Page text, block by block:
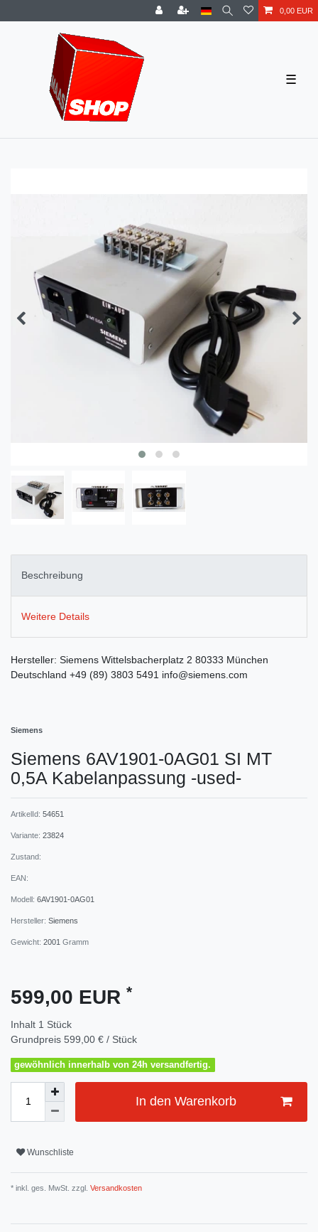
0,00 EUR
☰
Beschreibung
Weitere Details
Hersteller: Siemens Wittelsbacherplatz 2 80333 München
Deutschland +49 (89) 3803 5491 info@siemens.com
Siemens
Siemens 6AV1901-0AG01 SI MT
0,5A Kabelanpassung -used-
ArtikelId: 54651
Variante: 23824
Zustand:
EAN:
Modell: 6AV1901-0AG01
Hersteller: Siemens
Gewicht: 2001 Gramm
599,00 EUR *
Inhalt 1 Stück
Grundpreis 599,00 € / Stück
gewöhnlich innerhalb von 24h versandfertig.
In den Warenkorb
Wunschliste
* inkl. ges. MwSt. zzgl. Versandkosten